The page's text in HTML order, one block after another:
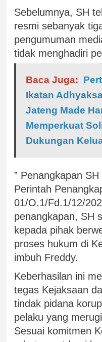
Sebelumnya, SH
resmi sebanyak
pengumuman
tidak menghadiri
Baca Juga:
Ikatan
Jateng Made
Memperkuat
Dukungan
” Penangkapan
Perintah
01/O.1/Fd.1/12/
penangkapan, SH
kepada pihak
proses hukum di
imbuh Freddy.
Keberhasilan ini
tegas Kejaksaan
tindak pidana
pelaku yang
Sesuai komitmen